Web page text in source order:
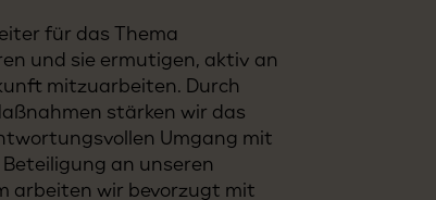
für das Thema
und sie ermutigen, aktiv an
mitzuarbeiten. Durch
stärken wir das
Umgang mit
an unseren
arbeiten wir bevorzugt mit